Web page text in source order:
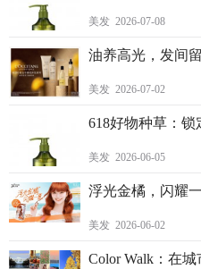
美发 2026-07-08
油养高光，发间
美发 2026-07-02
618好物种草：
美发 2026-06-05
浮光金橘，闪耀
美发 2026-06-02
Color Walk：在